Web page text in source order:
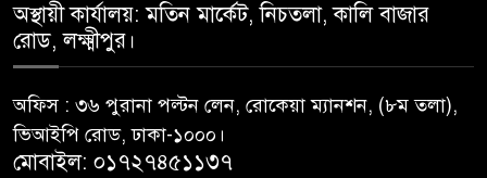
অস্থায়ী কার্যালয়: মতিন মার্কেট, নিচতলা, কালি বাজার
রোড, লক্ষ্মীপুর।
অফিস : ৩৬ পুরানা পল্টন লেন, রোকেয়া ম্যানশন, (৮ম তলা),
ভিআইপি রোড, ঢাকা-১০০০।
মোবাইল: ০১৭২৭৪৫১১৩৭